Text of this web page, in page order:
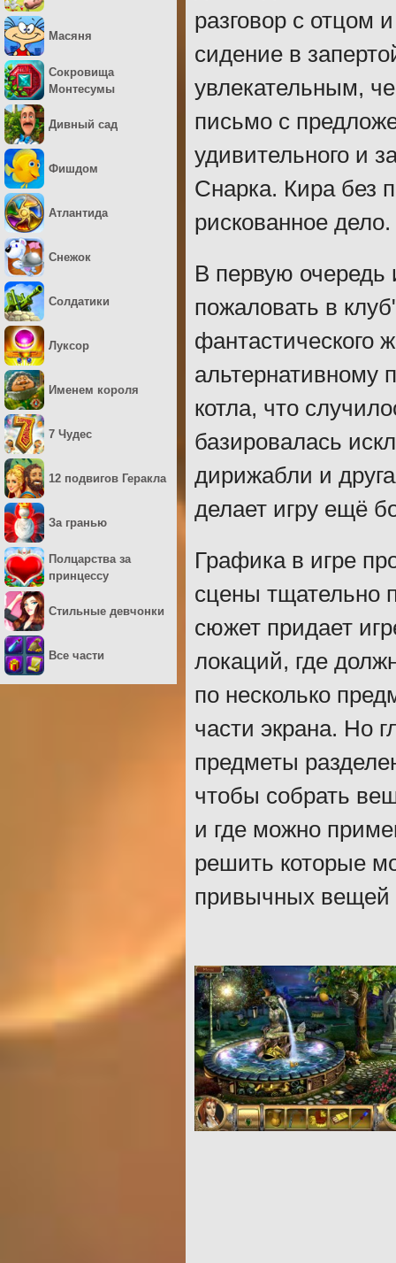
разговор с отцом
сидение в
увлекательным,
письмо с
удивительного и
Снарка. Кира без
рискованное
В первую очередь
пожаловать в
фантастического
альтернативному
котла, что
базировалась
дирижабли и
делает игру ещё
Графика в игре
сцены тщательно
сюжет придает
локаций, где
по несколько
части экрана. Но
предметы
чтобы собрать
и где можно
решить которые
привычных вещей
Масяня
Сокровища
Монтесумы
Дивный сад
Фишдом
Атлантида
Снежок
Солдатики
Луксор
Именем короля
7 Чудес
12 подвигов Геракла
За гранью
Полцарства за
принцессу
Стильные девчонки
Все части